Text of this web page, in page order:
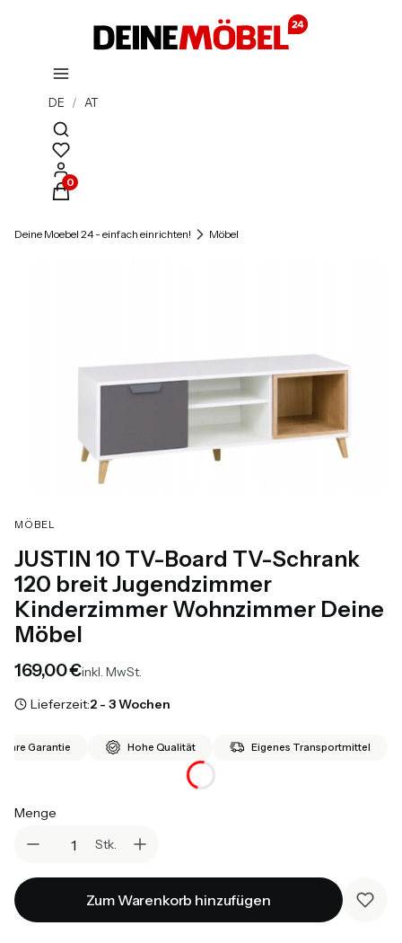
DE / AT
Suchmaschine öffnen
Produkte im Warenkorb: 0. Details anzeigen
Deine Moebel 24 - einfach einrichten! Möbel
MÖBEL
JUSTIN 10 TV-Board TV-Schrank
120 breit Jugendzimmer
Kinderzimmer Wohnzimmer Deine
Möbel
Preis
169,00 €inkl. MwSt.
Lieferzeit:2 - 3 Wochen
Garantie Hohe Qualität Eigenes Transportmittel
Menge
Stk.
Zum Warenkorb hinzufügen